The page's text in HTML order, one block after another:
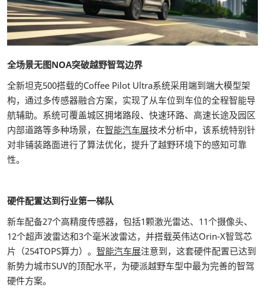
全场景无图NOA突破越野智驾边界
全新坦克500搭载的Coffee Pilot Ultra系统采用端到端大模型架
构，通过多传感器融合方案，实现了从车位到车位的全程智能导
航辅助。系统可覆盖城区拥堵路段、快速环路、高速长途及园区
内部道路等多种场景，在智能汽车展技术分析中，该系统特别针
对非铺装路面进行了算法优化，提升了越野环境下的感知可靠
性。
硬件配置达到行业第一梯队
新车配备27个高精度传感器，包括1颗激光雷达、11个摄像头、
12个超声波雷达和3个毫米波雷达，并搭载英伟达Orin-X智驾芯
片（254TOPS算力）。 智能汽车展注意到，这套硬件配置已达到
新势力城市SUV的顶配水平，为硬派越野车型中最为完善的智驾
硬件方案。